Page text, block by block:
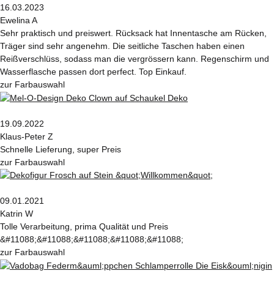
16.03.2023
Ewelina A
Sehr praktisch und preiswert. Rücksack hat Innentasche am Rücken,
Träger sind sehr angenehm. Die seitliche Taschen haben einen
Reißverschlüss, sodass man die vergrössern kann. Regenschirm und
Wasserflasche passen dort perfect. Top Einkauf.
zur Farbauswahl
19.09.2022
Klaus-Peter Z
Schnelle Lieferung, super Preis
zur Farbauswahl
09.01.2021
Katrin W
Tolle Verarbeitung, prima Qualität und Preis
&#11088;&#11088;&#11088;&#11088;&#11088;
zur Farbauswahl